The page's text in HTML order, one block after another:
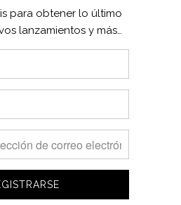
para obtener lo último
lanzamientos y más…